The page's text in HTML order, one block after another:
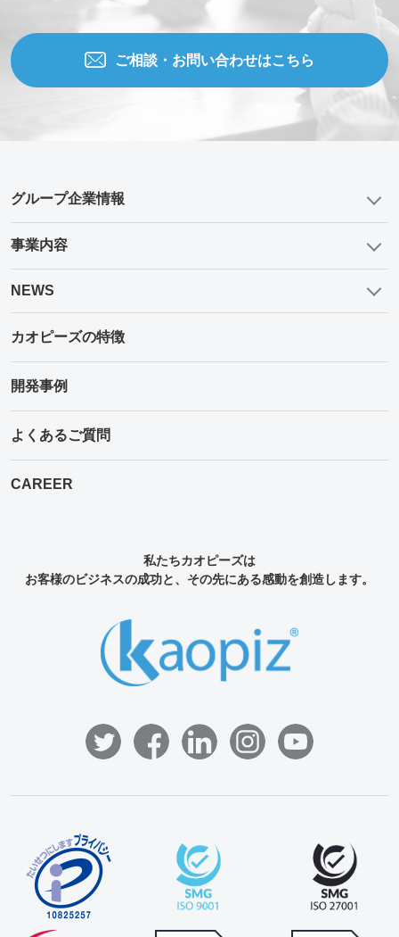
ご相談・お問い合わせはこちら
グループ企業情報
事業内容
NEWS
カオピーズの特徴
開発事例
よくあるご質問
CAREER
私たちカオピーズは
お客様のビジネスの成功と、その先にある感動を創造します。